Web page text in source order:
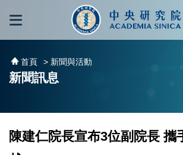
跳到主要內容區塊
首頁 > 新聞與活動
新聞訊息
陳建仁院長宣布3位副院長 攜